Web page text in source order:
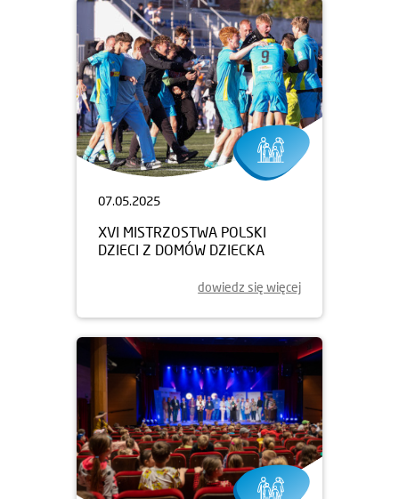
07.05.2025
XVI MISTRZOSTWA POLSKI
DZIECI Z DOMÓW DZIECKA
dowiedz się więcej